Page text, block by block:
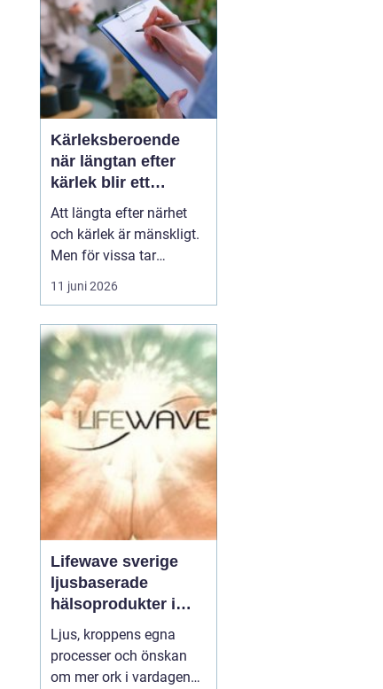
Kärleksberoende
när längtan efter
kärlek blir ett
beroende
Att längta efter närhet
och kärlek är mänskligt.
Men för vissa tar
längtan över helt.
Relationer, förälskelser
rätta blir viktigare än
jobb, vänner, hälsa och
till och med den egna
säkerheten. Då handlar
det inte längre bara om
s...
11 juni 2026
Lifewave sverige
ljusbaserade
hälsoprodukter i
fokus
Ljus, kroppens egna
processer och önskan
om mer ork i vardagen